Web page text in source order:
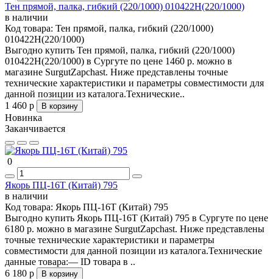
Тен прямой, палка, гибкий (220/1000) 010422Н(220/1000)
в наличии
Код товара: Тен прямой, палка, гибкий (220/1000)
010422Н(220/1000)
Выгодно купить Тен прямой, палка, гибкий (220/1000)
010422Н(220/1000) в Сургуте по цене 1460 р. можно в
магазине SurgutZapchast. Ниже представлены точные
технические характеристики и параметры совместимости для
данной позиции из каталога.Технические..
1 460 р
В корзину
Новинка
Заканчивается
0
Якорь ПЦ-16Т (Китай) 795
в наличии
Код товара: Якорь ПЦ-16Т (Китай) 795
Выгодно купить Якорь ПЦ-16Т (Китай) 795 в Сургуте по цене
6180 р. можно в магазине SurgutZapchast. Ниже представлены
точные технические характеристики и параметры
совместимости для данной позиции из каталога.Технические
данные товара:— ID товара в ..
6 180 р
В корзину